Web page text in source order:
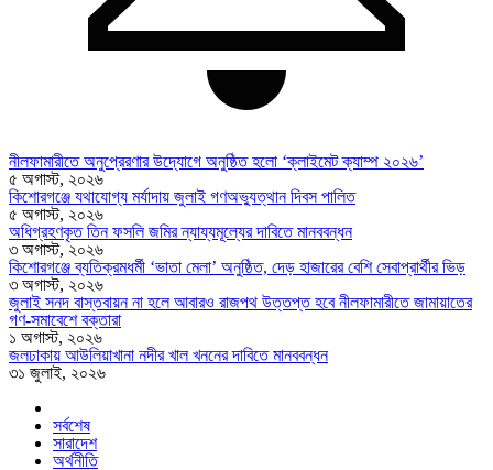
নীলফামারীতে অনুপ্রেরণার উদ্যোগে অনুষ্ঠিত হলো ‘ক্লাইমেট ক্যাম্প ২০২৬’
৫ অগাস্ট, ২০২৬
কিশোরগঞ্জে যথাযোগ্য মর্যাদায় জুলাই গণঅভ্যুত্থান দিবস পালিত
৫ অগাস্ট, ২০২৬
অধিগ্রহণকৃত তিন ফসলি জমির ন্যায্যমূল্যের দাবিতে মানববন্ধন
৩ অগাস্ট, ২০২৬
কিশোরগঞ্জে ব্যতিক্রমধর্মী ‘ভাতা মেলা’ অনুষ্ঠিত, দেড় হাজারের বেশি সেবাপ্রার্থীর ভিড়
৩ অগাস্ট, ২০২৬
জুলাই সনদ বাস্তবায়ন না হলে আবারও রাজপথ উত্তপ্ত হবে নীলফামারীতে জামায়াতের
গণ-সমাবেশে বক্তারা
১ অগাস্ট, ২০২৬
জলঢাকায় আউলিয়াখানা নদীর খাল খননের দাবিতে মানববন্ধন
৩১ জুলাই, ২০২৬
সর্বশেষ
সারাদেশ
অর্থনীতি